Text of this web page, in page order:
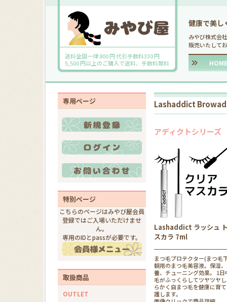
送料全国一律 800 円 代引手数料330 円
5,500 円以上のご購入で送料、手数料無料
健康で美し
みやび株式会
販売いたして
HOME
専用ページ
特別ページ
こちらのページはみやび屋会員
登録ではご入場いただけませ
ん。
専用のIDとpassが必要です。
取扱商品
OUTLET
Lashaddict
アディクトシリーズ
Lashaddict ラッシュ
スカラ 7ml
まつ毛プロテクター(まつ毛
朝用のまつ毛美容液。保湿
養、チューニング効果。 1日
毛がふっくらしてツヤツヤ
らかく自まつ毛を健康に育
護します。